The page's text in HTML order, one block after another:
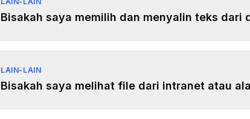
Bisakah saya memilih dan menyalin teks dari
LAIN-LAIN
Bisakah saya melihat file dari intranet atau